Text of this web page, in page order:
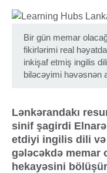
Bir gün memar
fikirlərimi real
inkişaf etmiş ingilis
biləcəyimi həvəsnən
Lənkərandakı
sinif şagirdi
etdiyi ingilis dili və
gələcəkdə memar
hekayəsini